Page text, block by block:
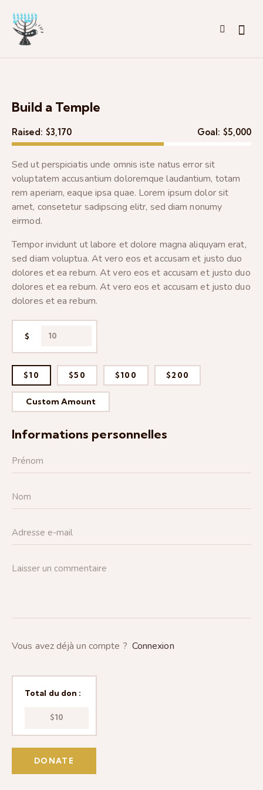
Build a Temple
Raised: $3,170 Goal: $5,000
Sed ut perspiciatis unde omnis iste natus error sit
voluptatem accusantium doloremque laudantium, totam
rem aperiam, eaque ipsa quae. Lorem ipsum dolor sit
amet, consetetur sadipscing elitr, sed diam nonumy
eirmod.
Tempor invidunt ut labore et dolore magna aliquyam erat,
sed diam voluptua. At vero eos et accusam et justo duo
dolores et ea rebum. At vero eos et accusam et justo duo
dolores et ea rebum. At vero eos et accusam et justo duo
dolores et ea rebum.
$
$10 $50 $100 $200
Custom Amount
Informations personnelles
Vous avez déjà un compte ? Connexion
Total du don :
$10